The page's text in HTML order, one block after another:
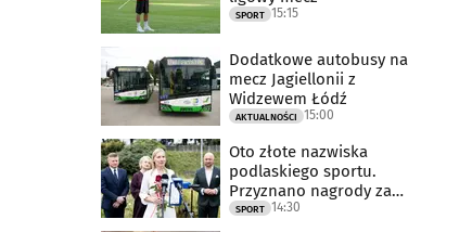
SPORT 15:15
Dodatkowe autobusy na
mecz Jagiellonii z
Widzewem Łódź
AKTUALNOŚCI 15:00
Oto złote nazwiska
podlaskiego sportu.
Przyznano nagrody za
2025 rok
SPORT 14:30